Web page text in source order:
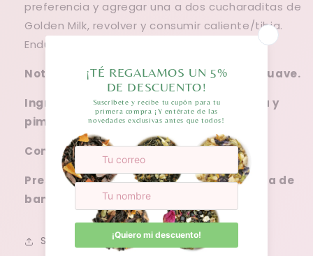
preferencia y agregar una a dos cucharaditas de
Golden Milk, revolver y consumir caliente/tibia.
Endulzar a gusto con miel.
Notas gustativas: Especiadas, picante suave.
Ingredientes: Cúrcuma, jengibre, canela y
pimienta negra.
Contenido: 100 gramos
Presentación en frasco de vidrio con tapa de
bambú
Share